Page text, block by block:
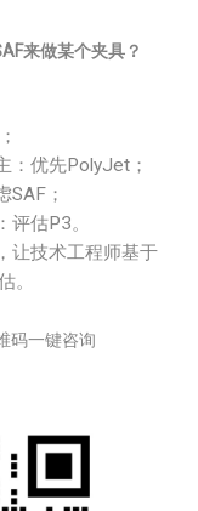
来做某个夹具？
：优先PolyJet；
SAF；
评估P3。
让技术工程师基于
。
码一键咨询